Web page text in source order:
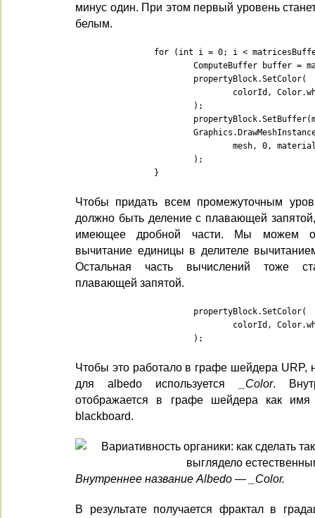
минус один. При этом первый уровень
белым.
		}
Чтобы придать всем промежуточным
должно быть деление с плавающей
имеющее дробной части. Мы можем
вычитание единицы в делителе
Остальная часть вычислений тоже
плавающей запятой.
			);
Чтобы это работало в графе шейдера URP,
для albedo используется
_Color.
отображается в графе шейдера как
blackboard.
Внутреннее название Albedo — _Color.
В результате получается фрактал в